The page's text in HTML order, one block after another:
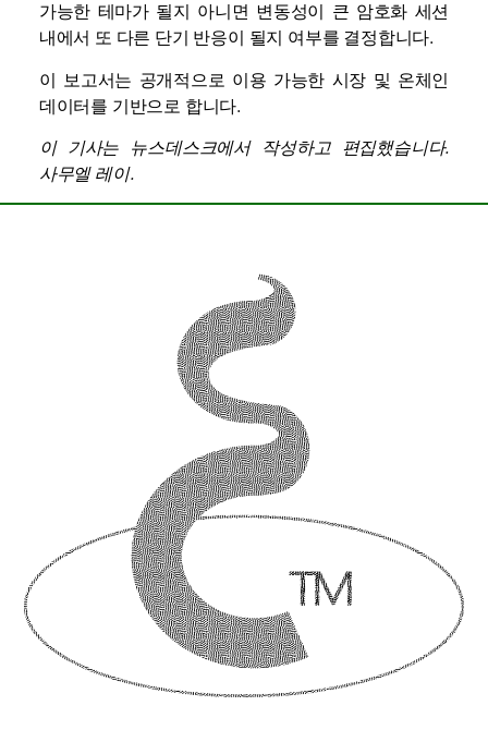
가능한 테마가 될지 아니면 변동성이 큰 암호화 세션
내에서 또 다른 단기 반응이 될지 여부를 결정합니다.
이 보고서는 공개적으로 이용 가능한 시장 및 온체인
데이터를 기반으로 합니다.
이 기사는 뉴스데스크에서 작성하고 편집했습니다.
사무엘 레이.